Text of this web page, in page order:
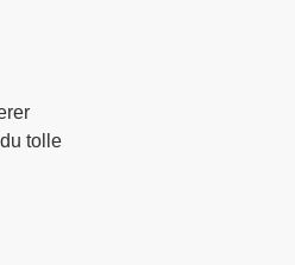
tolle